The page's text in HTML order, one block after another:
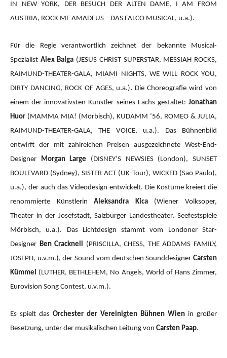
IN NEW YORK, DER BESUCH DER ALTEN DAME, I AM FROM
AUSTRIA, ROCK ME AMADEUS – DAS FALCO MUSICAL, u.a.).
Für die Regie verantwortlich zeichnet der bekannte Musical-
Spezialist Alex Balga (JESUS CHRIST SUPERSTAR, MESSIAH ROCKS,
RAIMUND-THEATER-GALA, MIAMI NIGHTS, WE WILL ROCK YOU,
DIRTY DANCING, ROCK OF AGES, u.a.). Die Choreografie wird von
einem der innovativsten Künstler seines Fachs gestaltet: Jonathan
Huor (MAMMA MIA! (Mörbisch), KUDAMM ‘56, ROMEO & JULIA,
RAIMUND-THEATER-GALA, THE VOICE, u.a.). Das Bühnenbild
entwirft der mit zahlreichen Preisen ausgezeichnete West-End-
Designer Morgan Large (DISNEY’S NEWSIES (London), SUNSET
BOULEVARD (Sydney), SISTER ACT (UK-Tour), WICKED (Sao Paulo),
u.a.), der auch das Videodesign entwickelt. Die Kostüme kreiert die
renommierte KünstlerinAleksandra Kica(Wiener Volksoper,
Theater in der Josefstadt, Salzburger Landestheater, Seefestspiele
Mörbisch, u.a.). Das Lichtdesign stammt vom Londoner Star-
Designer Ben Cracknell (PRISCILLA, CHESS, THE ADDAMS FAMILY,
JOSEPH, u.v.m.), der Sound vom deutschen Sounddesigner Carsten
Kümmel (LUTHER, BETHLEHEM, No Angels, World of Hans Zimmer,
Eurovision Song Contest, u.v.m.).
Es spielt das Orchester der Vereinigten Bühnen Wien in großer
Besetzung, unter der musikalischen Leitung von Carsten Paap.